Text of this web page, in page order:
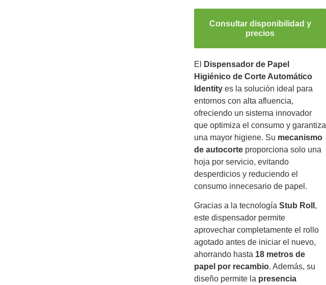
Consultar disponibilidad y
precios
El
Dispensador de Papel
Higiénico de Corte Automático
Identityes la solución ideal para
entornos con alta afluencia,
ofreciendo un sistema innovador
que optimiza el consumo y garantiza
una mayor higiene. Su mecanismo
de autocorteproporciona solo una
hoja por servicio, evitando
desperdicios y reduciendo el
consumo innecesario de papel.
Gracias a la tecnología Stub Roll ,
este dispensador permite
aprovechar completamente el rollo
agotado antes de iniciar el nuevo,
ahorrando hasta 18 metros de
papel por recambio. Además, su
diseño permite la presencia